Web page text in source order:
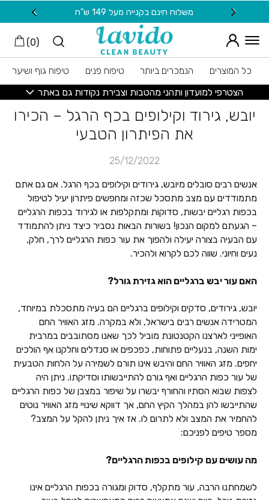
Skip to Content משלוח חינם בקנייה מעל 149 ש"ח
(
0
)
כל המוצרים הנמכרים ביותר טיפוח פנים
טיפוח גוף ושיער
הצטרפי למועדון ותהני מהטבות וצבירת נקודות גם באתר
יובש, גירוד וקילופים בכף הרגל – הכירו
את הפיתרון הטבעי
25/12/2022
אנשים רבים סובלים מיובש, גירודים וקילופים בכף הרגל. אם גם אתם
מתמודדים עם מצב מתסכל שכזה ומחפשים פיתרון יעיל לטיפול
בכפות רגליים יבשות, סדוקות ומתקלפות או לגירוד בכפות הרגליים
– הגעתם למקום הנכון! בשורות הבאות נסביר כיצד ניתן להתמודד
עם הבעיה בצורה יעילה ולהפוך את עור כפות הרגליים לרך, חלק,
נעים וחיוני. שווה לכם לקרוא ולהכיר.
האם עור יבש ברגליים הוא גזירת גורל?
יובש, גירודים, סדקים וקילופים ברגליים הם בעיה מתסכלת במיוחד,
המטרידה אנשים רבים בישראל, ולא במקרה. מזג האוויר החם
האופייני לארצנו הקטנטונת מוביל לכך שאנו מסתובבים במרבית
ימות השנה, בנעליים פתוחות, כפכפים או סנדלים וחלקנו אף הולכים
יחפים. מזג האוויר החם והיבש אינו תורם לשמירה על הלחות הטבעית
של עור כפות הרגליים ואף גורם להתייבשותו וסדיקתו. ניתן היה
לצפות שבוא הסתיו והחורף יבשרו על שיפור במצבן של כפות הרגליים
שהתייבשו להן במהלך הקיץ החם, אך דווקא שינויי מזג האוויר נוטים
להחמיר את המצב ולא לתרום לו. אז איך ניתן להקל על המצב?
מספר טיפים לפניכם:
מה עושים עם קילופים בכפות הרגליים?
לשמחתנו הרבה, עור מתקלף, סדוק ומגורה בכפות הרגליים אינו
בחזרה למעלה